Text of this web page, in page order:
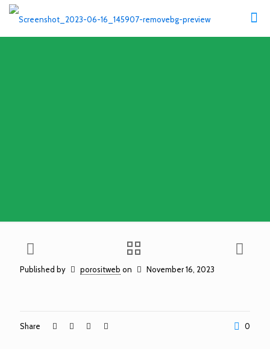
Published by porositweb on November 16, 2023
Share 0